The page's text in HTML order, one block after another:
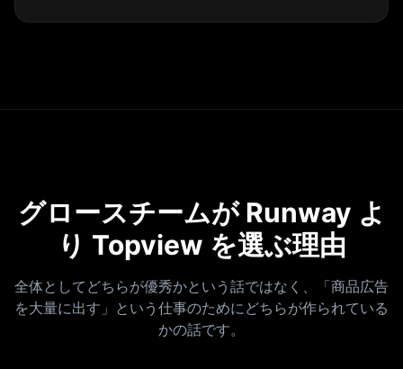
グロースチームが Runway よ
り Topview を選ぶ理由
全体としてどちらが優秀かという話ではなく、「商品広告
を大量に出す」という仕事のためにどちらが作られている
かの話です。